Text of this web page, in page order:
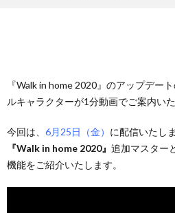
『Walk in home 2020』のアップデー
ルキャラクターが1分動画でご案内い
今回は、 6月25日（金） に配信いたし
『Walk in home 2020』 追加マスター
機能をご紹介いたします。